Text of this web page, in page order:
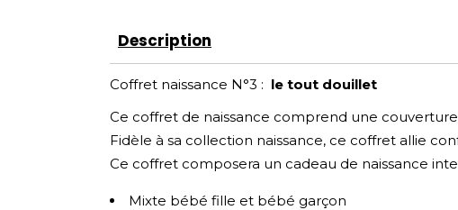
Description
Coffret naissance N°3 : le tout douillet
Ce coffret de naissance comprend une
Fidèle à sa collection naissance, ce coffret allie
Ce coffret composera un cadeau de naissance
Mixte bébé fille et bébé garçon